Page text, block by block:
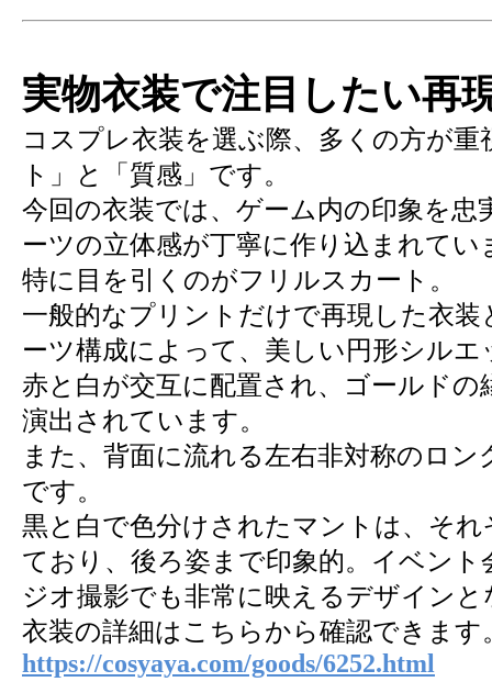
実物衣装で注目したい再
コスプレ衣装を選ぶ際、多くの方が
ト」と「質感」です。
今回の衣装では、ゲーム内の印象を忠
ーツの立体感が丁寧に作り込まれてい
特に目を引くのがフリルスカート。
一般的なプリントだけで再現した衣
ーツ構成によって、美しい円形シル
赤と白が交互に配置され、ゴールド
演出されています。
また、背面に流れる左右非対称のロ
です。
黒と白で色分けされたマントは、そ
ており、後ろ姿まで印象的。イベン
ジオ撮影でも非常に映えるデザイン
衣装の詳細はこちらから確認できます
https://cosyaya.com/goods/6252.html